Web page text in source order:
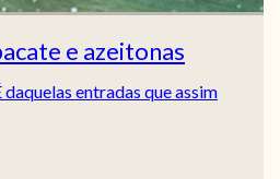
e azeitonas
entradas que assim